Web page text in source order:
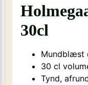
30cl
Mundblæst
30 cl
Tynd,